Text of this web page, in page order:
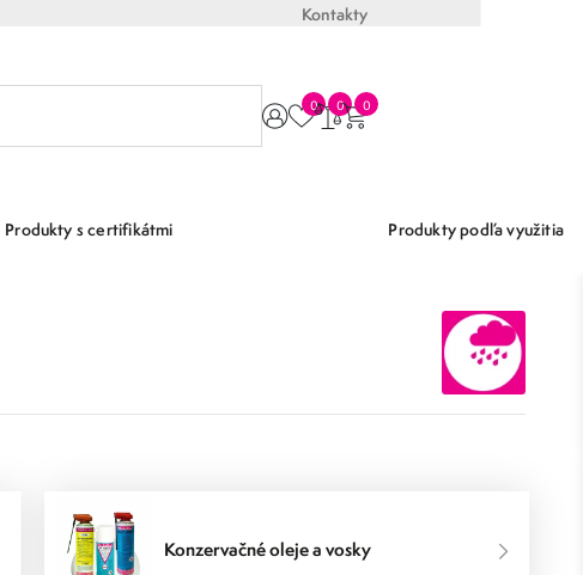
Kontakty
0 0 0
Produkty s certifikátmi Produkty podľa využitia
Konzervačné oleje a vosky